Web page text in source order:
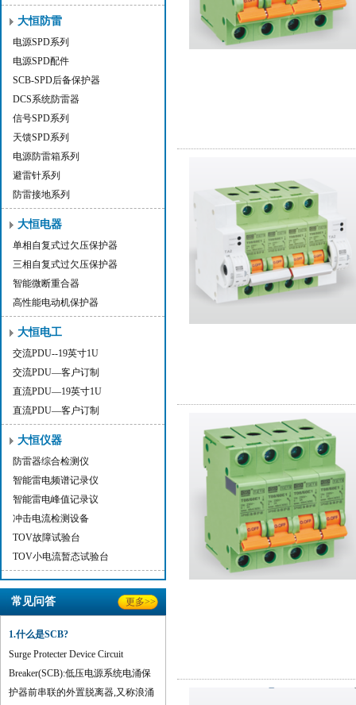
大恒防雷
电源SPD系列
电源SPD配件
SCB-SPD后备保护器
DCS系统防雷器
信号SPD系列
天馈SPD系列
电源防雷箱系列
避雷针系列
防雷接地系列
大恒电器
单相自复式过欠压保护器
三相自复式过欠压保护器
智能微断重合器
高性能电动机保护器
大恒电工
交流PDU--19英寸1U
交流PDU—客户订制
直流PDU—19英寸1U
直流PDU—客户订制
大恒仪器
防雷器综合检测仪
智能雷电频谱记录仪
智能雷电峰值记录议
冲击电流检测设备
TOV故障试验台
TOV小电流暂态试验台
常见问答 更多>>
1.什么是SCB?
Surge Protecter Device Circuit
Breaker(SCB):低压电源系统电涌保
护器前串联的外置脱离器,又称浪涌